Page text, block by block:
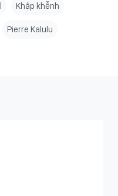
Khập khễnh
Pierre Kalulu